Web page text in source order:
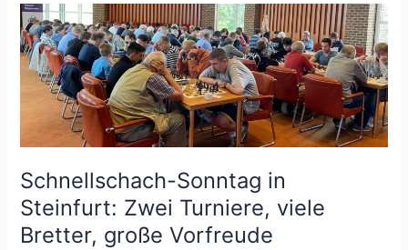
Schnellschach-Sonntag in
Steinfurt: Zwei Turniere, viele
Bretter, große Vorfreude